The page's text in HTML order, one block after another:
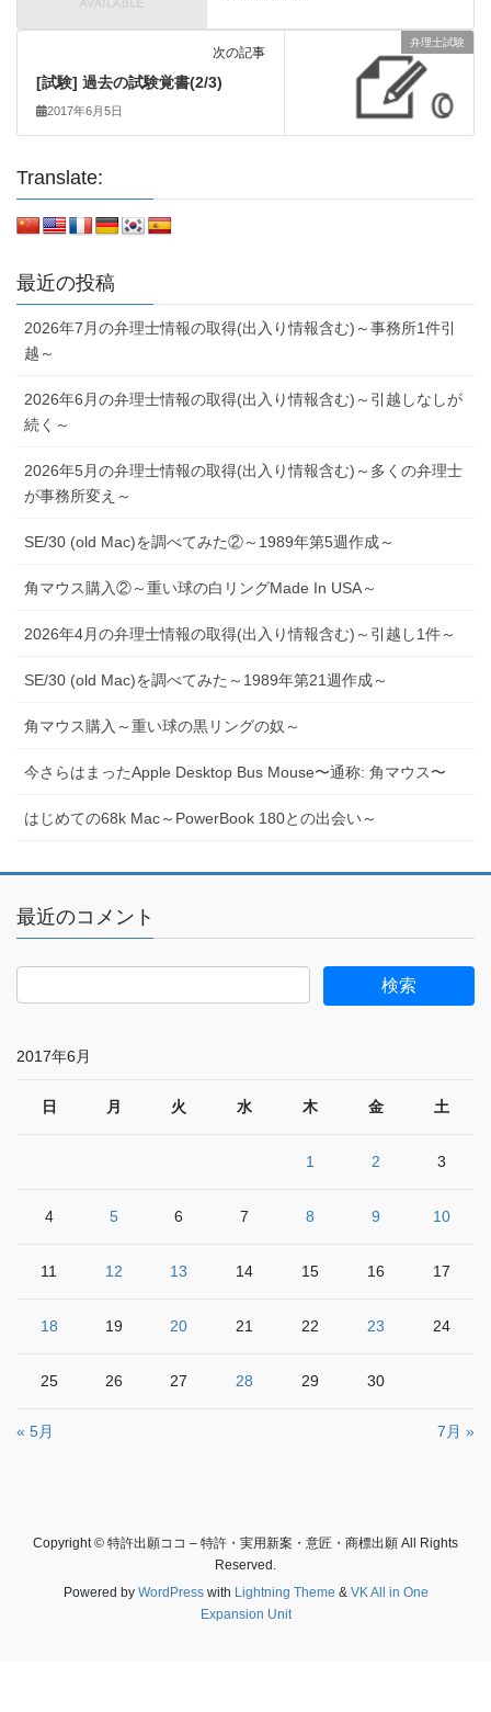
弁理士試験
次の記事
[試験] 過去の試験覚書(2/3)
2017年6月5日
Translate:
最近の投稿
2026年7月の弁理士情報の取得(出入り情報含む)～事務所1件引
越～
2026年6月の弁理士情報の取得(出入り情報含む)～引越しなしが
続く～
2026年5月の弁理士情報の取得(出入り情報含む)～多くの弁理士
が事務所変え～
SE/30 (old Mac)を調べてみた②～1989年第5週作成～
角マウス購入②～重い球の白リングMade In USA～
2026年4月の弁理士情報の取得(出入り情報含む)～引越し1件～
SE/30 (old Mac)を調べてみた～1989年第21週作成～
角マウス購入～重い球の黒リングの奴～
今さらはまったApple Desktop Bus Mouse〜通称: 角マウス〜
はじめての68k Mac～PowerBook 180との出会い～
最近のコメント
2017年6月
日 月 火 水 木 金 土
1 2 3
4 5 6 7 8 9 10
11 12 13 14 15 16 17
18 19 20 21 22 23 24
25 26 27 28 29 30
« 5月 7月 »
Copyright © 特許出願ココ – 特許・実用新案・意匠・商標出願 All Rights
Reserved.
Powered by WordPresswith Lightning Theme & VK All in One
Expansion Unit